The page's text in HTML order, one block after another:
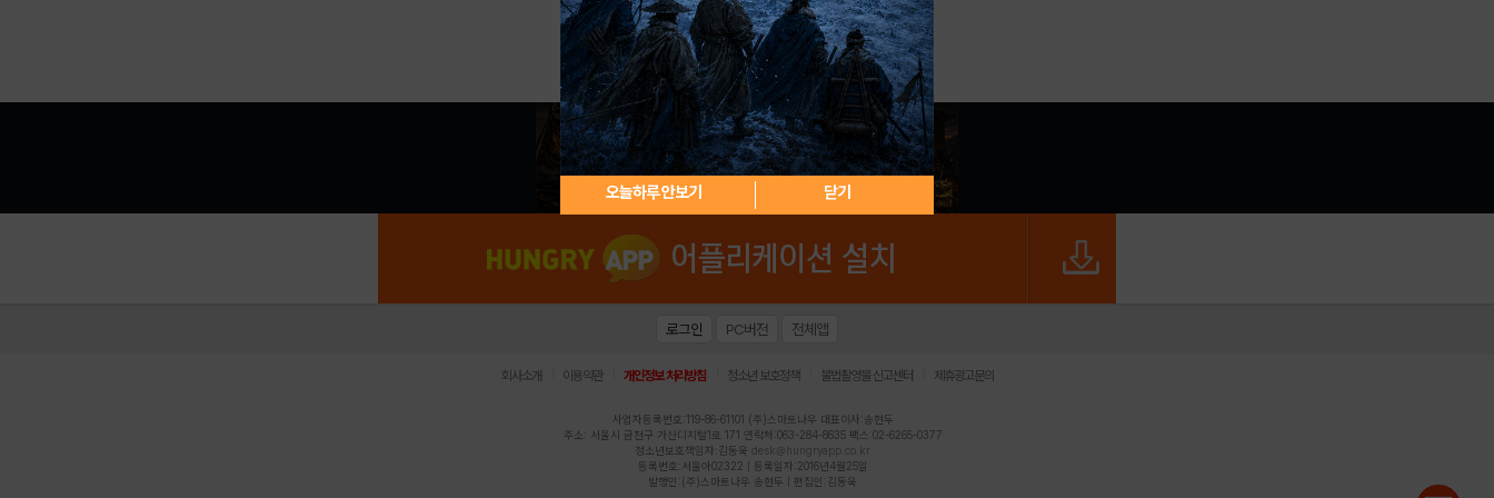
아이디 / 비밀번호 찾기 회원가입
오늘하루 안보기 닫기
로그인 PC버전 전체앱
회사소개 이용약관 개인정보 처리방침 청소년 보호정책 불법촬영물 신고센터 제휴광고문의
사업자등록번호:119-86-61101 (주)스마트나우 대표이사:송현두
주소: 서울시 금천구 가산디지털1로 171 연락처:063-284-8635 팩스:02-6265-0377
청소년보호책임자:김동욱 desk@hungryapp.co.kr
등록번호:서울아02322 | 등록일자:2016년4월25일
발행인:(주)스마트나우 송현두 | 편집인:김동욱